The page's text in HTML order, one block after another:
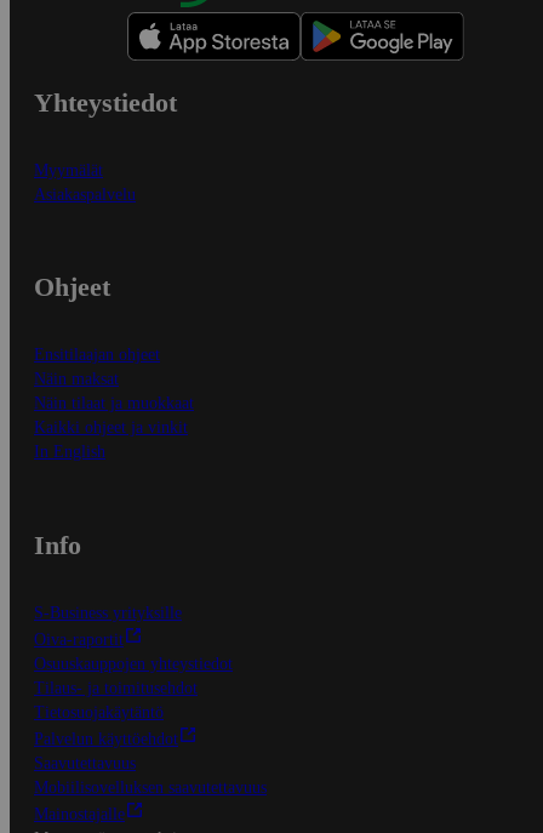
Yhteystiedot
Myymälät
Asiakaspalvelu
Ohjeet
Ensitilaajan ohjeet
Näin maksat
Näin tilaat ja muokkaat
Kaikki ohjeet ja vinkit
In English
Info
S-Business yrityksille
Oiva-raportit
Osuuskauppojen yhteystiedot
Tilaus- ja toimitusehdot
Tietosuojakäytäntö
Palvelun käyttöehdot
Saavutettavuus
Mobiilisovelluksen saavutettavuus
Mainostajalle